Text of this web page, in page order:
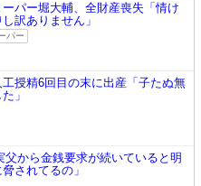
パー堀大輔、全財産喪失「情け
訳ありません」
パー
授精6回目の末に出産「子たぬ無
」
父から金銭要求が続いていると明
されてるの」